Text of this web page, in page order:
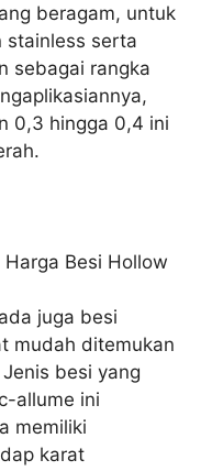
beragam, untuk
stainless serta
sebagai rangka
0,3 hingga 0,4 ini
Harga Besi Hollow
juga besi
mudah ditemukan
besi yang
allume ini
memiliki
karat